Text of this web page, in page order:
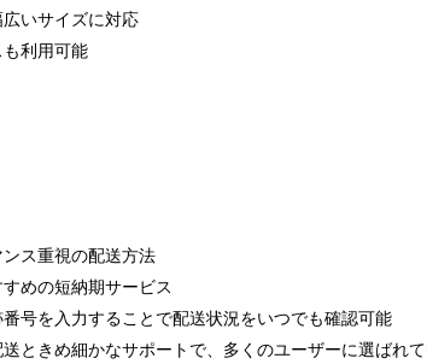
いサイズに対応
利用可能
ス重視の配送方法
めの短納期サービス
号を入力することで配送状況をいつでも確認可能
ときめ細かなサポートで、多くのユーザーに選ばれて